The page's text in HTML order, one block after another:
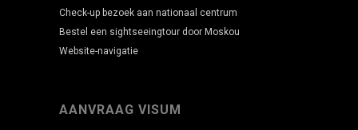
Check-up bezoek aan nationaal centrum
Bestel een sightseeingtour door Moskou
Website-navigatie
AANVRAAG VISUM